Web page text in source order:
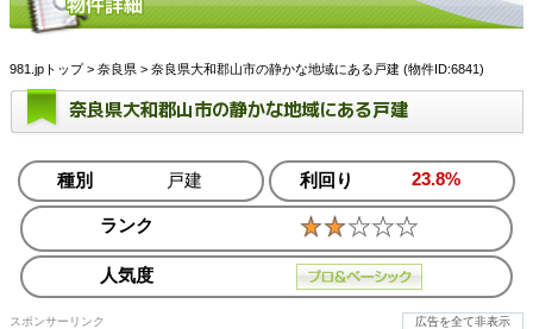
981.jpトップ> 奈良県 > 奈良県大和郡山市の静かな地域にある戸建 (物件ID:6841)
奈良県大和郡山市の静かな地域にある戸建
種別 戸建 利回り 23.8%
ランク
人気度
スポンサーリンク 広告を全て非表示